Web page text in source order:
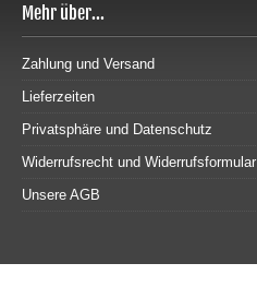
Mehr über...
Zahlung und Versand
Lieferzeiten
Privatsphäre und Datenschutz
Widerrufsrecht und Widerrufsformular
Unsere AGB